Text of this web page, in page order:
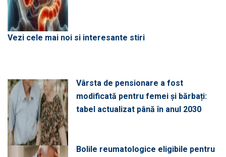
Vezi cele mai noi si interesante stiri
Vârsta de pensionare a fost
modificată pentru femei și bărbați:
tabel actualizat până în anul 2030
Bolile reumatologice eligibile pentru